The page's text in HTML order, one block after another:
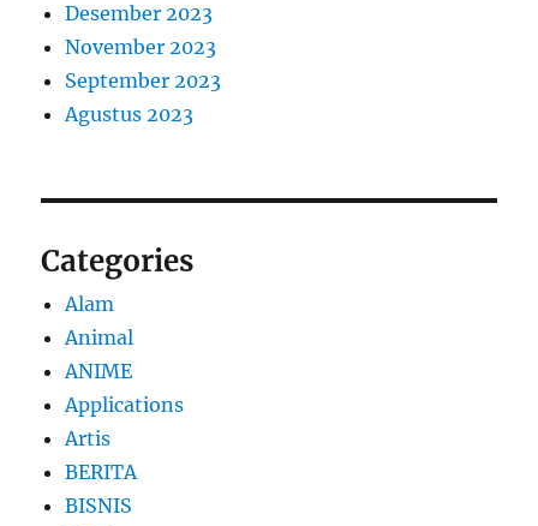
Desember 2023
November 2023
September 2023
Agustus 2023
Categories
Alam
Animal
ANIME
Applications
Artis
BERITA
BISNIS